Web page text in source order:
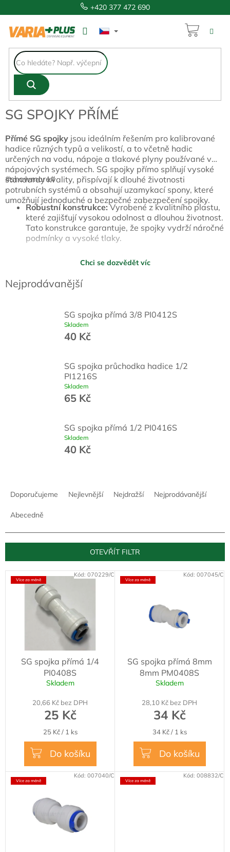
na
+420 377 472 690
SG SPOJKY PŘÍMÉ
Přímé SG spojky jsou ideálním řešením pro kalibrované
hadice různých typů a velikostí, a to včetně hadic
určených na vodu, nápoje a tlakové plyny používané v
nápojových systémech. SG spojky přímo splňují vysoké
standardy kvality, přispívají k dlouhé životnosti
potrubních systémů a obsahují uzamykací spony, které
umožňují jednoduché a bezpečné zabezpečení spojky.
#showmore#
Robustní konstrukce:Vyrobené z kvalitního plastu,
které zajišťují vysokou odolnost a dlouhou životnost.
Tato konstrukce garantuje, že spojky vydrží náročné
podmínky a vysoké tlaky.
Jednoduchá instalace:
Díky jejich designu jsou SG
spojky přímo snadno instalovatelné bez potřeby
dalších adaptérů nebo speciálních nástrojů.
údržbu, což zvyšuje jejich celkovou efektivitu a
snižuje provozní náklady.
médií. Mohou být použity v systémech pro chlazení,
distribuci nápojů a dalších technických zařízeních.
Chci se dozvědět víc
Nejprodávanější
SG spojka přímá 3/8 PI0412S
Skladem
40 Kč
SG spojka průchodka hadice 1/2
PI1216S
Skladem
65 Kč
SG spojka přímá 1/2 PI0416S
Skladem
40 Kč
r
o
Doporučujeme Nejlevnější Nejdražší Nejprodávanější
Abecedně
OTEVŘÍT FILTR
V
Více za méně
SG spojka přímá 1/4
PI0408S
Skladem
20,66 Kč bez DPH
25 Kč
Měrná
cena:
25 Kč / 1 ks
Do košíku
Kód: 070229/C
Více za méně
SG spojka přímá 8mm
8mm PM0408S
Skladem
28,10 Kč bez DPH
34 Kč
Měrná
cena:
34 Kč / 1 ks
Do košíku
Kód: 007045/C
Více za méně
Kód: 007040/C
Více za méně
Kód: 008832/C